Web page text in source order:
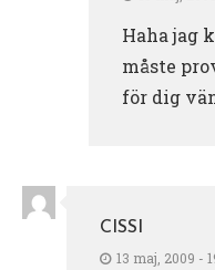
Haha jag
måste
för dig
CISSI
13 maj, 2009 -